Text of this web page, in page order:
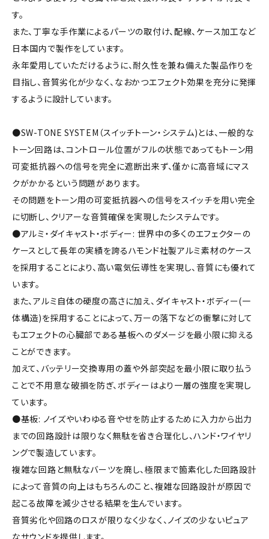
す。
また、丁寧な手作業によるパーツの取付け、配線、ケース加工など
日本国内で製作をしています。
永年愛用していただけるように、耐久性を兼ね備えた製品作りを
目指し、音質劣化が少なく、なおかつエフェクト効果を充分に発揮
するように設計しています。
●SW-TONE SYSTEM（スイッチトーン・システム)とは、一般的な
トーン回路は、コントロール位置がフルの状態であってもトーン用
可変抵抗器への信号を完全に遮断出来ず、僅かに高音域にマス
クがかかるという問題があります。
その問題をトーン用の可変抵抗器への信号をスイッチを用い完全
に切断し、クリアーな音質確保を実現したシステムです。
●アルミ・ダイキャスト・ボディー: 世界中の多くのエフェクターの
ケースとして長年の実績を誇るハモンド社製アルミ素材のケース
を採用することにより、高い電気伝導性を実現し、音質にも優れて
います。
また、アルミ自体の硬度の高さに加え、ダイキャスト・ボディー(一
体構造)を採用することによって、万ーの落下などの衝撃に対して
もエフェクトの心臓部である基板へのダメージを最小限に抑える
ことができます。
加えて、バッテリー交換専用の蓋や外部突起を最小限に取り払う
ことで不用意な破損を防ぎ、ボディーはより一層の強度を実現し
ています。
●基板: ノイズやいわゆる音やせを防止するために入力から出力
までの回路設計は限りなく無駄を省き合理化し、ハンド・ワイヤリ
ングで製造しています。
複雑な回路と無駄なバーツを廃し、極限まで箇素化した回路設計
によって音質の向上はもちろんのこと、複雑な回路設計が原因で
起こる故障を減少させる結果を生んでいます。
音質劣化や回路のロスが限りなく少なく、ノイズの少ないピュア
なサウンドを提供します。